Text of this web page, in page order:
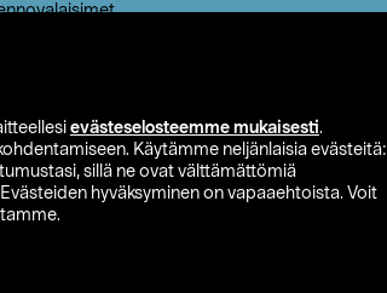
evästeselosteemme mukaisesti.
Käytämme neljänlaisia evästeitä:
sillä ne ovat välttämättömiä
hyväksyminen on vapaaehtoista. Voit